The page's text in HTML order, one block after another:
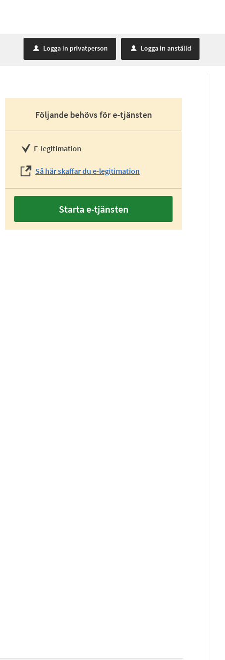
u Logga in privatperson u Logga in anställd
Följande behövs för e-tjänsten
E-legitimation
Så här skaffar du e-legitimation
Starta e-tjänsten